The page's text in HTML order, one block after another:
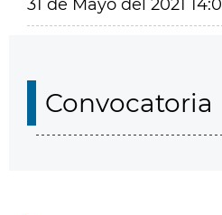
31 de Mayo del 2021
Convocatoria